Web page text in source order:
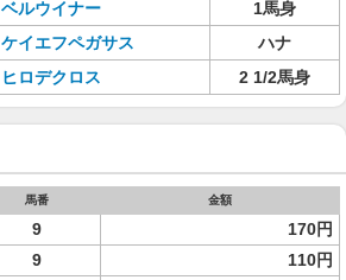
ベルウイナー
1馬身
ケイエフペガサス
ハナ
ヒロデクロス 2 1/2馬身
馬番 金額
9 170円
9
110円